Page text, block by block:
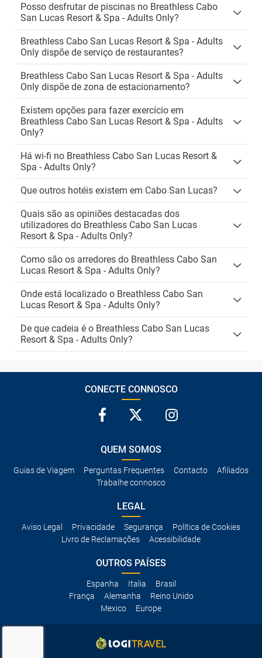
Posso desfrutar de piscinas no Breathless Cabo
San Lucas Resort & Spa - Adults Only?
Breathless Cabo San Lucas Resort & Spa - Adults
Only dispõe de serviço de restaurantes?
Breathless Cabo San Lucas Resort & Spa - Adults
Only dispõe de zona de estacionamento?
Existem opções para fazer exercício em
Breathless Cabo San Lucas Resort & Spa - Adults
Only?
Há wi-fi no Breathless Cabo San Lucas Resort &
Spa - Adults Only?
Que outros hotéis existem em Cabo San Lucas?
Quais são as opiniões destacadas dos
utilizadores do Breathless Cabo San Lucas
Resort & Spa - Adults Only?
Como são os arredores do Breathless Cabo San
Lucas Resort & Spa - Adults Only?
Onde está localizado o Breathless Cabo San
Lucas Resort & Spa - Adults Only?
De que cadeia é o Breathless Cabo San Lucas
Resort & Spa - Adults Only?
CONECTE CONNOSCO
QUEM SOMOS
Guias de Viagem Perguntas Frequentes Contacto
Afiliados
Trabalhe connosco
LEGAL
Aviso Legal Privacidade Segurança
Política de Cookies
Livro de Reclamações
Acessibilidade
OUTROS PAÍSES
Espanha Italia
Brasil
França
Alemanha
Reino Unido
Mexico
Europe